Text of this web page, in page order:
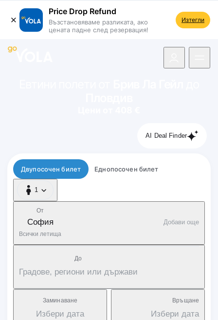
Price Drop Refund
Възстановяваме разликата, ако
цената падне след резервация!
Изтегли
AI Deal Finder
Тип полет
Двупосочен билет Еднопосочен билет
1
1 Пътник
От
София
Всички летища
Добави още
Дo
Градове, региони или държави
Заминаване
Избери дата
Връщане
Избери дата